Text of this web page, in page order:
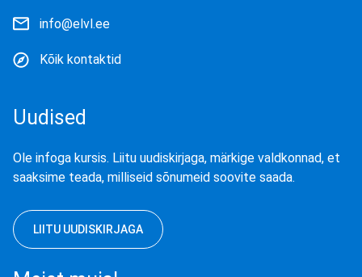
info@elvl.ee
Kõik kontaktid
Uudised
Ole infoga kursis. Liitu uudiskirjaga, märkige valdkonnad, et
saaksime teada, milliseid sõnumeid soovite saada.
LIITU UUDISKIRJAGA